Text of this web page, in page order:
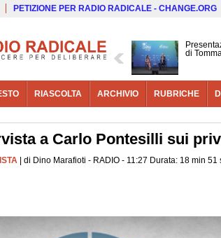
PETIZIONE PER RADIO RADICALE - CHANGE.ORG
di
RIASCOLTA ARCHIVIO RUBRICHE
a Carlo Pontesilli sui
| di Dino Marafioti - RADIO - 11:27 Durata: 18 min 51